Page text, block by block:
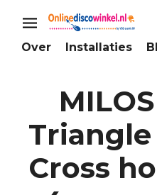
Over Installaties
Triangle
Cross